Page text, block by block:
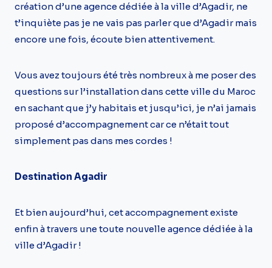
création d’une agence dédiée à la ville d’Agadir, ne
t’inquiète pas je ne vais pas parler que d’Agadir mais
encore une fois, écoute bien attentivement.
Vous avez toujours été très nombreux à me poser des
questions sur l’installation dans cette ville du Maroc
en sachant que j’y habitais et jusqu’ici, je n’ai jamais
proposé d’accompagnement car ce n’était tout
simplement pas dans mes cordes !
Destination Agadir
Et bien aujourd’hui, cet accompagnement existe
enfin à travers une toute nouvelle agence dédiée à la
ville d’Agadir !